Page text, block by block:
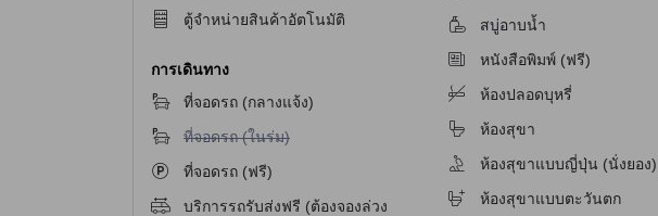
ตู้จำหน่ายสินค้าอัตโนมัติ
การเดินทาง
ที่จอดรถ (กลางแจ้ง)
ไม่มีบริการที่จอดรถ (ในร่ม)
ที่จอดรถ (ในร่ม)
ที่จอดรถ (ฟรี)
บริการรถรับส่งฟรี (ต้องจองล่วง
สบู่อาบน้ำ
หนังสือพิมพ์ (ฟรี)
ห้องปลอดบุหรี่
ห้องสุขา
ห้องสุขาแบบญี่ปุ่น (นั่งยอง)
ห้องสุขาแบบตะวันตก